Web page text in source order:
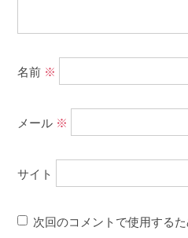
名前 ※
メール ※
サイト
次回のコメントで使用する